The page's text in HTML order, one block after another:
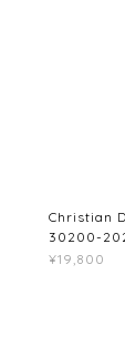
Christian
30200-
¥19,800